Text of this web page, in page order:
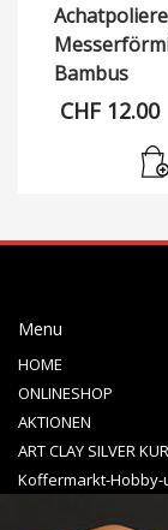
Bambus
CHF 12.00
Menu
HOME
ONLINESHOP
AKTIONEN
ART CLAY SILVER
Koffermarkt-